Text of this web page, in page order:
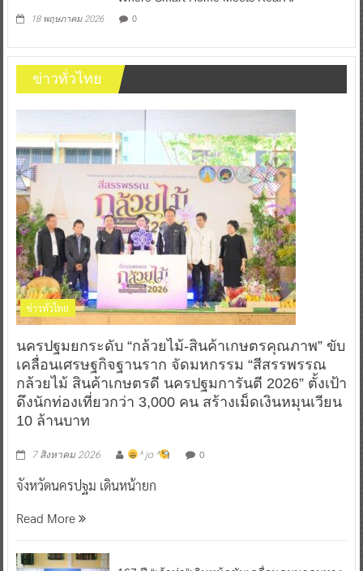
บ้านธรรมดาให้สมาร์ทขั้นสุด ในงาน “Tapo:
18 พฤษภาคม 2026 0
ข่าวทั่วไทย
ข่าวทั่วไทย
นครปฐมยกระดับ “กล้วยไม้-สินค้าเกษตรคุณภาพ” ขับ
เคลื่อนเศรษฐกิจฐานราก จัดมหกรรม “สีสรรพรรณ
กล้วยไม้ สินค้าเกษตรดี นครปฐมการันตี 2026” ตั้งเป้า
10 ล้านบาท
7 สิงหาคม 2026 ^ jo ^
จังหวัดนครปฐม เดินหน้ายก
Read More